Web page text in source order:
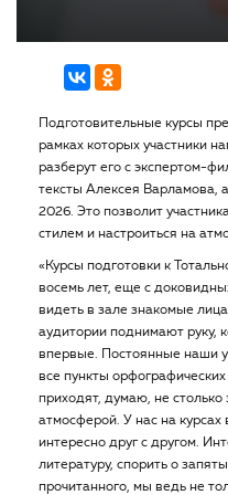
Подготовительные курсы
рамках которых участники
разберут его с экспертом-
тексты Алексея Варламова,
2026. Это позволит
стилем и настроиться на
«Курсы подготовки к
восемь лет, еще с
видеть в зале знакомые
аудитории поднимают руку,
впервые. Постоянные наши
все пункты
приходят, думаю, не столько
атмосферой. У нас на курсах
интересно друг с другом.
литературу, спорить о
прочитанного, мы ведь не